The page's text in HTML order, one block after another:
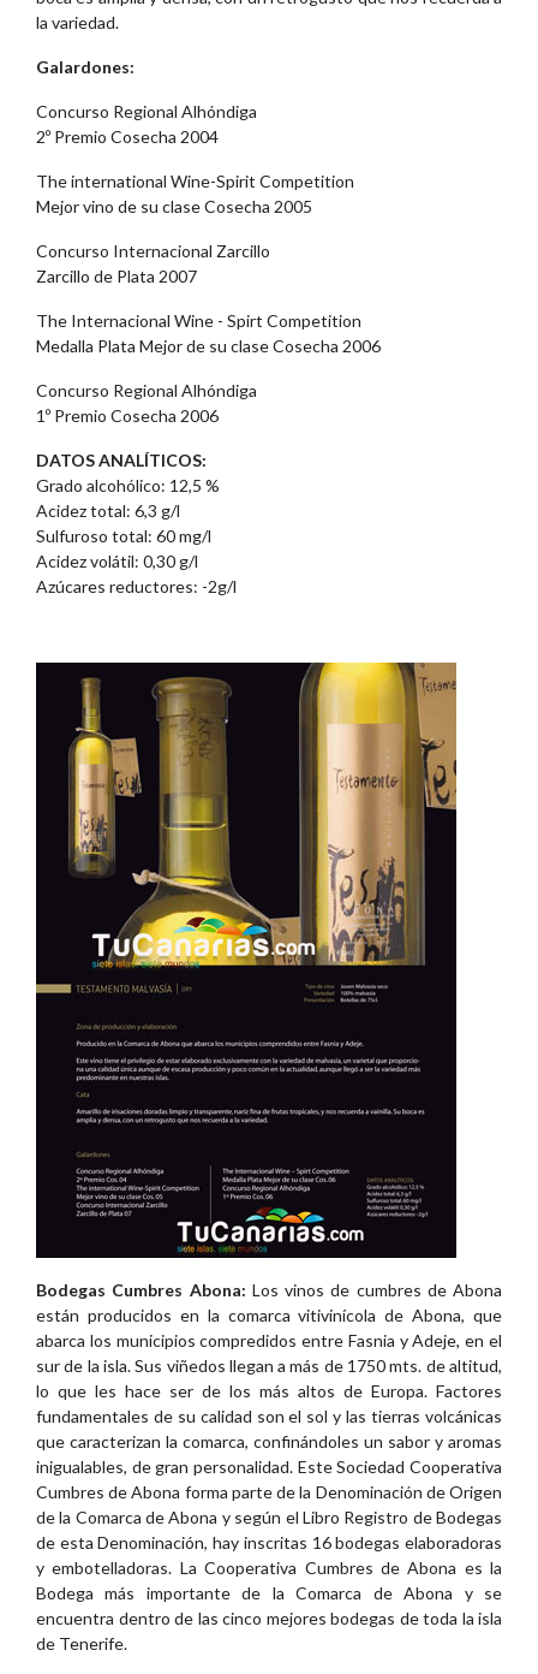
la variedad.
Galardones:
Concurso Regional Alhóndiga
2º Premio Cosecha 2004
The international Wine-Spirit Competition
Mejor vino de su clase Cosecha 2005
Concurso Internacional Zarcillo
Zarcillo de Plata 2007
The Internacional Wine - Spirt Competition
Medalla Plata Mejor de su clase Cosecha 2006
Concurso Regional Alhóndiga
1º Premio Cosecha 2006
DATOS ANALÍTICOS:
Grado alcohólico: 12,5 %
Acidez total: 6,3 g/l
Sulfuroso total: 60 mg/l
Acidez volátil: 0,30 g/l
Azúcares reductores: -2g/l
Bodegas Cumbres Abona: Los vinos de cumbres de Abona
están producidos en la comarca vitivinícola de Abona, que
abarca los municipios compredidos entre Fasnia y Adeje, en el
sur de la isla. Sus viñedos llegan a más de 1750 mts. de altitud,
lo que les hace ser de los más altos de Europa. Factores
fundamentales de su calidad son el sol y las tierras volcánicas
que caracterizan la comarca, confinándoles un sabor y aromas
inigualables, de gran personalidad. Este Sociedad Cooperativa
Cumbres de Abona forma parte de la Denominación de Origen
de la Comarca de Abona y según el Libro Registro de Bodegas
de esta Denominación, hay inscritas 16 bodegas elaboradoras
y embotelladoras. La Cooperativa Cumbres de Abona es la
Bodega más importante de la Comarca de Abona y se
encuentra dentro de las cinco mejores bodegas de toda la isla
de Tenerife.